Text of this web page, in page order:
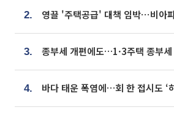
2.
3.
4. 바다 태운 폭염에…회 한 접시도 ‘